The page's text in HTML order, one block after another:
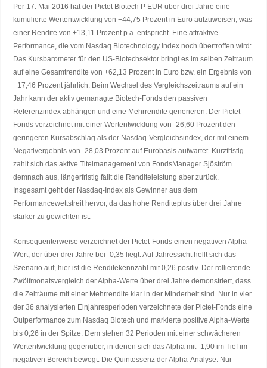
Per 17. Mai 2016 hat der Pictet Biotech P EUR über drei Jahre eine
kumulierte Wertentwicklung von +44,75 Prozent in Euro aufzuweisen, was
einer Rendite von +13,11 Prozent p.a. entspricht. Eine attraktive
Performance, die vom Nasdaq Biotechnology Index noch übertroffen wird:
Das Kursbarometer für den US-Biotechsektor bringt es im selben Zeitraum
auf eine Gesamtrendite von +62,13 Prozent in Euro bzw. ein Ergebnis von
+17,46 Prozent jährlich. Beim Wechsel des Vergleichszeitraums auf ein
Jahr kann der aktiv gemanagte Biotech-Fonds den passiven
Referenzindex abhängen und eine Mehrrendite generieren: Der Pictet-
Fonds verzeichnet mit einer Wertentwicklung von -26,60 Prozent den
geringeren Kursabschlag als der Nasdaq-Vergleichsindex, der mit einem
Negativergebnis von -28,03 Prozent auf Eurobasis aufwartet. Kurzfristig
zahlt sich das aktive Titelmanagement von FondsManager Sjöström
demnach aus, längerfristig fällt die Renditeleistung aber zurück.
Insgesamt geht der Nasdaq-Index als Gewinner aus dem
Performancewettstreit hervor, da das hohe Renditeplus über drei Jahre
stärker zu gewichten ist.
Konsequenterweise verzeichnet der Pictet-Fonds einen negativen Alpha-
Wert, der über drei Jahre bei -0,35 liegt. Auf Jahressicht hellt sich das
Szenario auf, hier ist die Renditekennzahl mit 0,26 positiv. Der rollierende
Zwölfmonatsvergleich der Alpha-Werte über drei Jahre demonstriert, dass
die Zeiträume mit einer Mehrrendite klar in der Minderheit sind. Nur in vier
der 36 analysierten Einjahresperioden verzeichnete der Pictet-Fonds eine
Outperformance zum Nasdaq Biotech und markierte positive Alpha-Werte
bis 0,26 in der Spitze. Dem stehen 32 Perioden mit einer schwächeren
Wertentwicklung gegenüber, in denen sich das Alpha mit -1,90 im Tief im
negativen Bereich bewegt. Die Quintessenz der Alpha-Analyse: Nur